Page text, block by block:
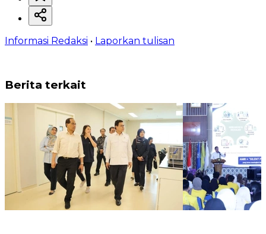
Informasi Redaksi • Laporkan tulisan
Berita terkait